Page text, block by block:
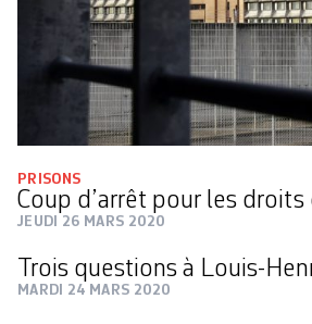
PRISONS
Coup d’arrêt pour les
JEUDI 26 MARS 2020
Trois questions à Louis-
MARDI 24 MARS 2020